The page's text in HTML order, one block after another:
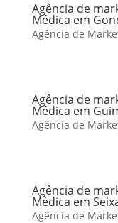
Agência de
Médica em
Agência de
Agência de
Médica em
Agência de
Agência de
Médica em
Agência de